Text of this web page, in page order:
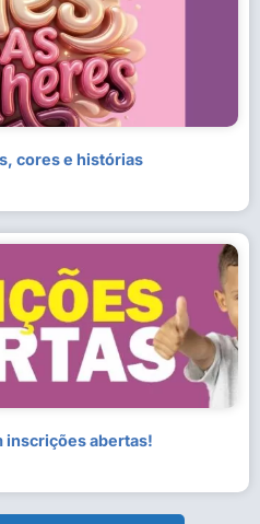
cores e histórias
inscrições abertas!